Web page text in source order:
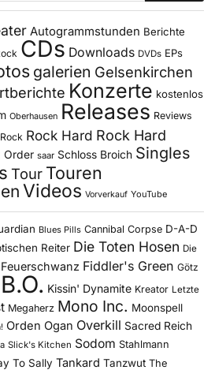
Autogrammstunden Berichte
CDs Downloads DVDs EPs
galerien Gelsenkirchen
Konzerte kostenlos
Oberhausen Releases Reviews
Rock Rock Hard Rock Hard
Order saar Schloss Broich Singles
Tour Touren
Videos Vorverkauf YouTube
Blues Pills Cannibal Corpse D-A-D
Reiter Die Toten Hosen Die
Feuerschwanz Fiddler's Green Götz
Kissin' Dynamite Kreator Letzte
Megaherz Mono Inc. Moonspell
Orden Ogan Overkill Sacred Reich
Slick's Kitchen Sodom Stahlmann
To Sally Tankard Tanzwut The